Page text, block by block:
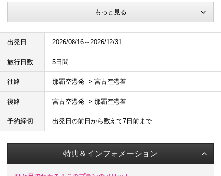
もっと見る
出発日 2026/08/16～2026/12/31
旅行日数 5日間
往路 那覇空港発 -> 宮古空港着
復路 宮古空港発 -> 那覇空港着
予約締切 出発日の前日から数えて7日前まで
特典＆インフォメーション